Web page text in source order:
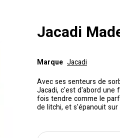
Jacadi
Marque Jacadi
Avec ses senteurs de
Jacadi, c'est d'abord une
fois tendre comme le
de litchi, et s'épanouit